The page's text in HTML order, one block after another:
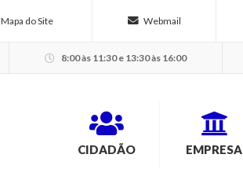
Mapa do Site Webmail
8:00 às 11:30 e 13:30 às 16:00
CIDADÃO EMPRESA